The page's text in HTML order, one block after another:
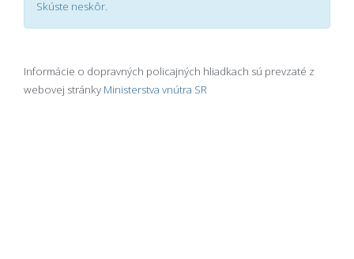
Skúste neskôr.
Informácie o dopravných policajných hliadkach sú prevzaté z
webovej stránky Ministerstva vnútra SR